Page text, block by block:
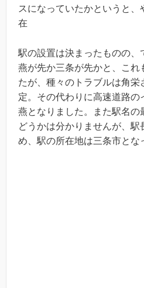
スになっていたかというと
在
駅の設置は決まったものの、
燕が先か三条が先かと、これ
たが、種々のトラブルは角
定。その代わりに高速道路の
燕となりました。また駅名の
どうかは分かりませんが、駅
め、駅の所在地は三条市とな